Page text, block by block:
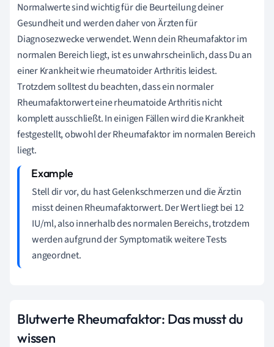
Normalwerte sind wichtig für die Beurteilung deiner
Gesundheit und werden daher von Ärzten für
Diagnosezwecke verwendet. Wenn dein Rheumafaktor im
normalen Bereich liegt, ist es unwahrscheinlich, dass Du an
einer Krankheit wie rheumatoider Arthritis leidest.
Trotzdem solltest du beachten, dass ein normaler
Rheumafaktorwert eine rheumatoide Arthritis nicht
komplett ausschließt. In einigen Fällen wird die Krankheit
festgestellt, obwohl der Rheumafaktor im normalen Bereich
liegt.
Stell dir vor, du hast Gelenkschmerzen und die Ärztin
misst deinen Rheumafaktorwert. Der Wert liegt bei 12
IU/ml, also innerhalb des normalen Bereichs, trotzdem
werden aufgrund der Symptomatik weitere Tests
angeordnet.
Blutwerte Rheumafaktor: Das musst du
wissen